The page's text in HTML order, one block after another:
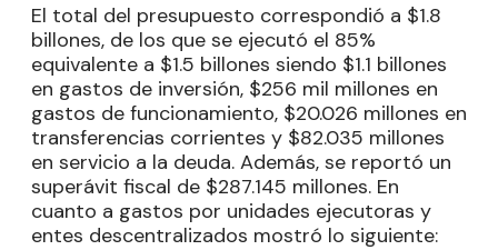
El total del presupuesto correspondió a $1.8
billones, de los que se ejecutó el 85%
equivalente a $1.5 billones siendo $1.1 billones
en gastos de inversión, $256 mil millones en
gastos de funcionamiento, $20.026 millones en
transferencias corrientes y $82.035 millones
en servicio a la deuda. Además, se reportó un
superávit fiscal de $287.145 millones. En
cuanto a gastos por unidades ejecutoras y
entes descentralizados mostró lo siguiente: